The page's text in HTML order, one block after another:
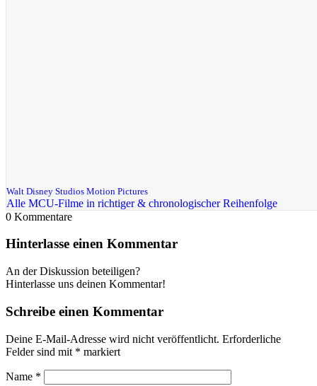
Walt Disney Studios Motion Pictures
Alle MCU-Filme in richtiger & chronologischer Reihenfolge
0 Kommentare
Hinterlasse einen Kommentar
An der Diskussion beteiligen?
Hinterlasse uns deinen Kommentar!
Schreibe einen Kommentar
Deine E-Mail-Adresse wird nicht veröffentlicht. Erforderliche
Felder sind mit * markiert
Name *